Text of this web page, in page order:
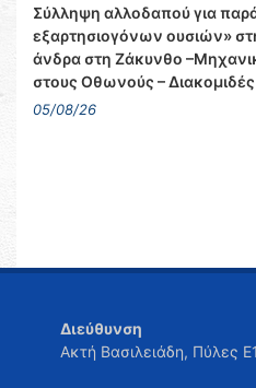
Σύλληψη αλλοδαπού για
εξαρτησιογόνων ουσιών»
άνδρα στη Ζάκυνθο
στους Οθωνούς –
05/08/26
Διεύθυνση
Ακτή Βασιλειάδη, Πύλες